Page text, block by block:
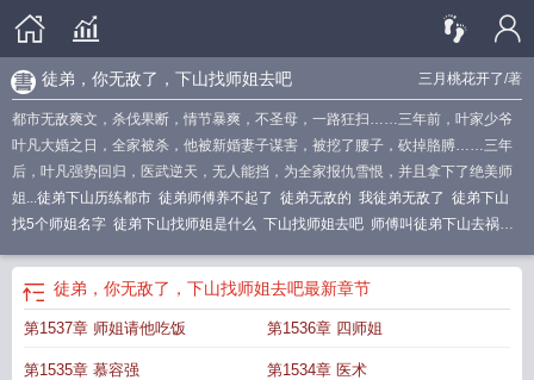
三月桃花开了/著
徒弟，你无敌了，下山找师姐去吧
都市无敌爽文，杀伐果断，情节暴爽，不圣母，一路狂扫……三年前，叶家少爷
叶凡大婚之日，全家被杀，他被新婚妻子谋害，被挖了腰子，砍掉胳膊……三年
后，叶凡强势回归，医武逆天，无人能挡，为全家报仇雪恨，并且拿下了绝美师
姐...徒弟下山历练都市 徒弟师傅养不起了 徒弟无敌的 我徒弟无敌了 徒弟下山
找5个师姐名字 徒弟下山找师姐是什么 下山找师姐去吧 师傅叫徒弟下山去祸害
下山找师姐去吧免费阅读 你下山找你三个师姐吧 下山找师姐去吧漫画
让徒弟下山找五个师姐是什么
徒弟，你无敌了，下山找师姐去吧最新章节
第1537章 师姐请他吃饭 第1536章 四师姐
第1535章 慕容强 第1534章 医术